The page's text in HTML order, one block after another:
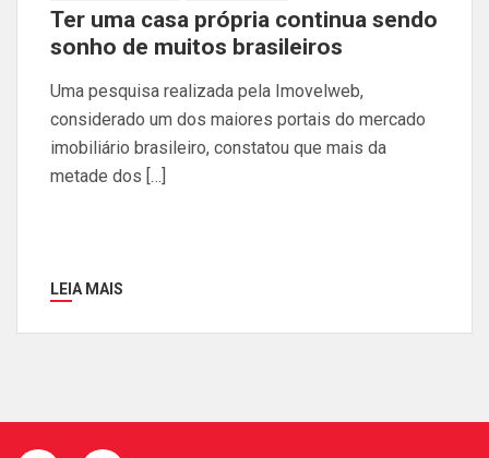
Ter uma casa própria continua sendo
sonho de muitos brasileiros
Uma pesquisa realizada pela Imovelweb,
considerado um dos maiores portais do mercado
imobiliário brasileiro, constatou que mais da
metade dos […]
LEIA MAIS